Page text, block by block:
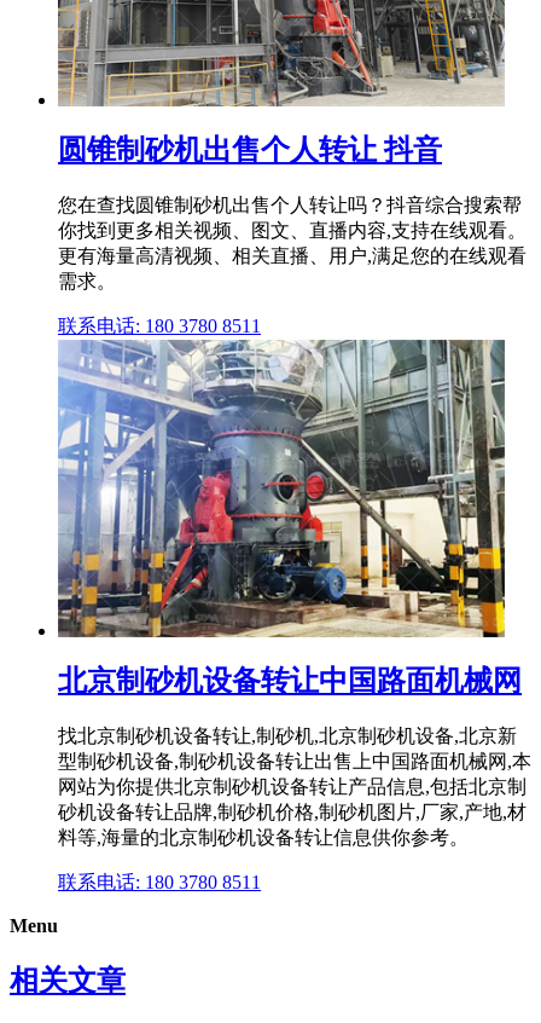
圆锥制砂机出售个人转让 抖音
您在查找圆锥制砂机出售个人转让吗？抖音综合搜索帮
你找到更多相关视频、图文、直播内容,支持在线观看。
更有海量高清视频、相关直播、用户,满足您的在线观看
需求。
联系电话: 180 3780 8511
北京制砂机设备转让中国路面机械网
找北京制砂机设备转让,制砂机,北京制砂机设备,北京新
型制砂机设备,制砂机设备转让出售上中国路面机械网,本
网站为你提供北京制砂机设备转让产品信息,包括北京制
砂机设备转让品牌,制砂机价格,制砂机图片,厂家,产地,材
料等,海量的北京制砂机设备转让信息供你参考。
联系电话: 180 3780 8511
Menu
相关文章